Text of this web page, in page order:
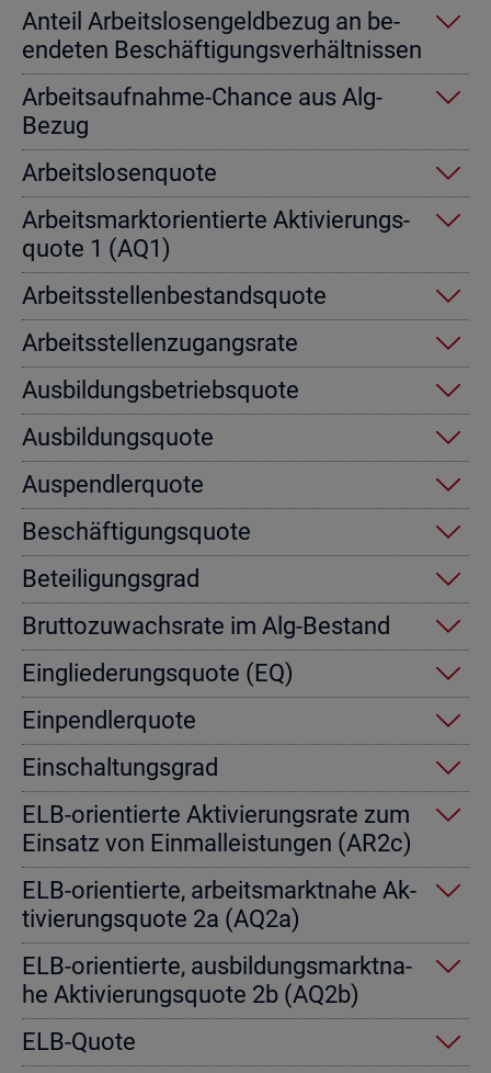
An­teil Ar­beits­lo­sen­geld­be­zug an be­
en­de­ten Be­schäf­ti­gungs­ver­hält­nis­sen
Ar­beits­auf­nah­me-Chan­ce aus Alg-
Bezug
Ar­beits­lo­sen­quo­te
Ar­beits­markt­ori­en­tier­te Ak­ti­vie­rungs­
quo­te 1 (AQ1)
Ar­beits­stel­len­be­stands­quo­te
Ar­beits­stel­len­zu­gangs­ra­te
Aus­bil­dungs­be­triebs­quo­te
Aus­bil­dungs­quo­te
Aus­pend­ler­quo­te
Be­schäf­ti­gungs­quo­te
Be­tei­li­gungs­grad
Brut­to­zu­wachs­ra­te im Alg-Be­stand
Ein­glie­de­rungs­quo­te (EQ)
Ein­pend­ler­quo­te
Ein­schal­tungs­grad
ELB-ori­en­tier­te Ak­ti­vie­rungs­ra­te zum
Ein­satz von Einmal­leis­tun­gen (AR2c)
ELB-ori­en­tier­te, ar­beits­markt­na­he Ak­
ti­vie­rungs­quo­te 2a (AQ2a)
ELB-ori­en­tier­te, aus­bil­dungs­markt­na­
he Ak­ti­vie­rungs­quo­te 2b (AQ2b)
ELB-Quote